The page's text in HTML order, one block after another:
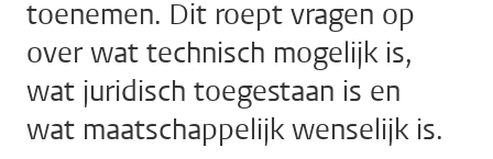
toenemen. Dit roept vragen op
over wat technisch mogelijk is,
wat juridisch toegestaan is en
wat maatschappelijk wenselijk is.